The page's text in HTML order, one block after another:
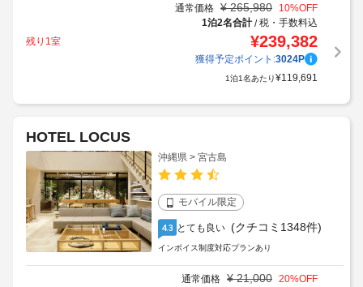
通常価格 ¥ 265,980 10%OFF
1泊2名合計/税・手数料込
残り1室
¥239,382
獲得予定ポイント:3024P
1泊1名あたり¥119,691
HOTEL LOCUS
沖縄県 > 宮古島
モバイル限定
4.3 とても良い (クチコミ1348件)
インボイス制度対応プランあり
通常価格 ¥ 21,000 20%OFF